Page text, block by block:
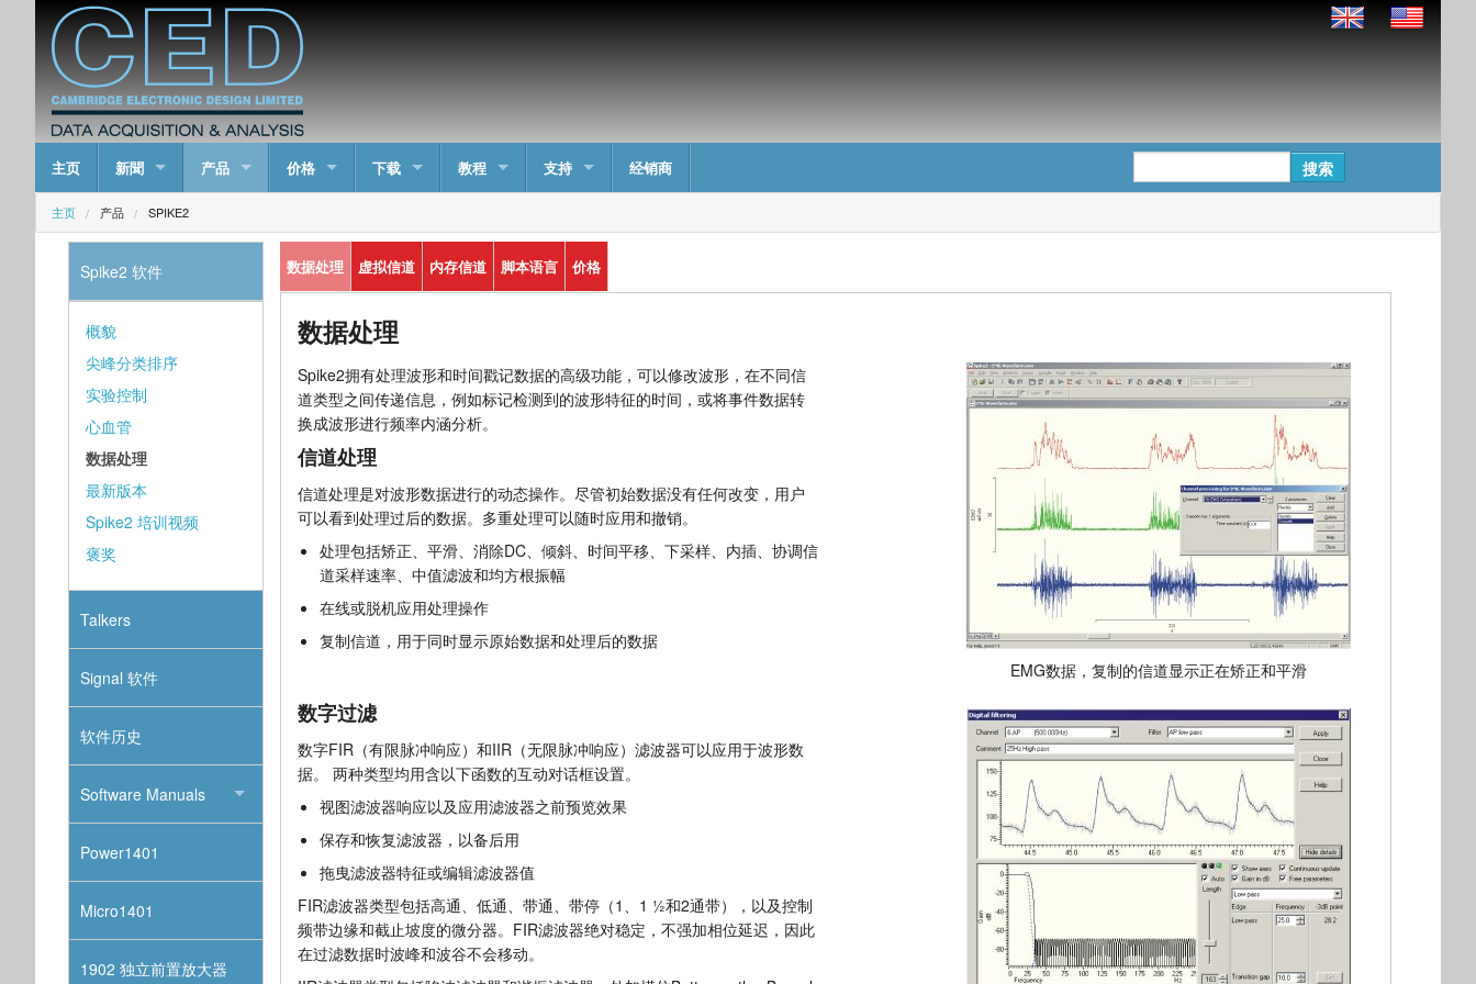
主页 新聞 产品 价格 下载 教程 支持 经销商
主页 产品 SPIKE2
数据处理 虚拟信道 内存信道 脚本语言 价格
数据处理
Spike2拥有处理波形和时间戳记数据的高级功能，可以修改波形，在不同信
道类型之间传递信息，例如标记检测到的波形特征的时间，或将事件数据转
换成波形进行频率内涵分析。
信道处理
信道处理是对波形数据进行的动态操作。尽管初始数据没有任何改变，用户
可以看到处理过后的数据。多重处理可以随时应用和撤销。
处理包括矫正、平滑、消除DC、倾斜、时间平移、下采样、内插、协调信
道采样速率、中值滤波和均方根振幅
在线或脱机应用处理操作
复制信道，用于同时显示原始数据和处理后的数据
EMG数据，复制的信道显示正在矫正和平滑
数字过滤
数字FIR（有限脉冲响应）和IIR（无限脉冲响应）滤波器可以应用于波形数
据。 两种类型均用含以下函数的互动对话框设置。
视图滤波器响应以及应用滤波器之前预览效果
保存和恢复滤波器，以备后用
拖曳滤波器特征或编辑滤波器值
FIR滤波器类型包括高通、低通、带通、带停（1、1 ½和2通带），以及控制
频带边缘和截止坡度的微分器。FIR滤波器绝对稳定，不强加相位延迟，因此
在过滤数据时波峰和波谷不会移动。
Spike2 软件
概貌
尖峰分类排序
实验控制
心血管
数据处理
最新版本
Spike2 培训视频
褒奖
Talkers
Signal 软件
软件历史
Software Manuals
Power1401
Micro1401
1902 独立前置放大器